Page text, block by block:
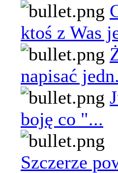
ktoś z Was
napisać
boję co "...
Szczerze